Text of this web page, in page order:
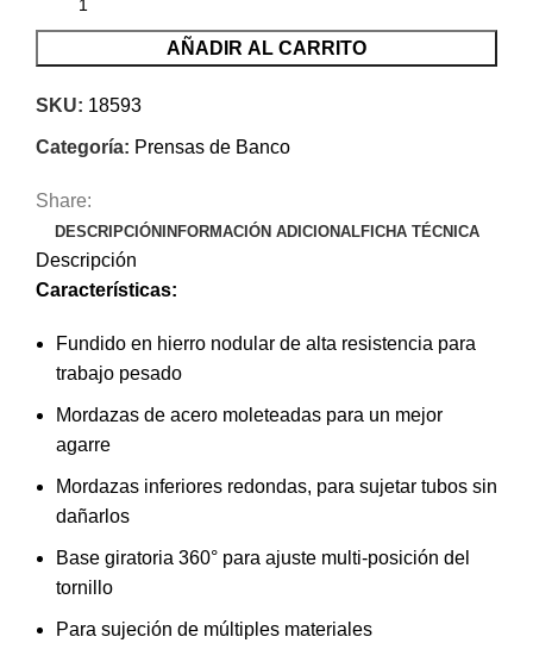
AÑADIR AL CARRITO
SKU: 18593
Categoría: Prensas de Banco
Share:
DESCRIPCIÓN INFORMACIÓN ADICIONALFICHA TÉCNICA
Descripción
Características:
Fundido en hierro nodular de alta resistencia para
trabajo pesado
Mordazas de acero moleteadas para un mejor
agarre
Mordazas inferiores redondas, para sujetar tubos sin
dañarlos
Base giratoria 360° para ajuste multi-posición del
tornillo
Para sujeción de múltiples materiales